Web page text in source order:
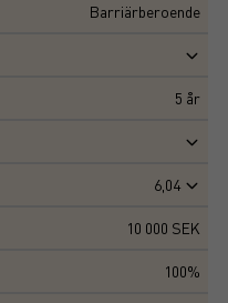
Barriärberoende
5 år
6,04
10 000 SEK
100%